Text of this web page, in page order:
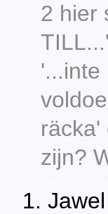
2 hier
'...inte
räcka'
zijn?
1.